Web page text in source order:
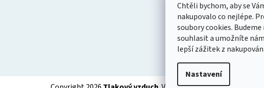
Chtěli bychom, aby se
nakupovalo co nejlépe.
soubory cookies.
souhlasit a umožníte
lepší zážitek z
Nastavení